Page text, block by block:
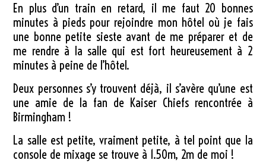
En plus d’un train en retard, il me faut 20 bonnes
minutes à pieds pour rejoindre mon hôtel où je fais
une bonne petite sieste avant de me préparer et de
me rendre à la salle qui est fort heureusement à 2
minutes à peine de l’hôtel.
Deux personnes s’y trouvent déjà, il s’avère qu’une est
une amie de la fan de Kaiser Chiefs rencontrée à
Birmingham !
La salle est petite, vraiment petite, à tel point que la
console de mixage se trouve à 1.50m, 2m de moi !